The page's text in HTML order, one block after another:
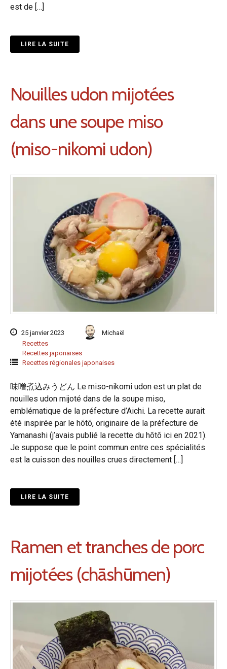
est de […]
LIRE LA SUITE
Nouilles udon mijotées
dans une soupe miso
(miso-nikomi udon)
25 janvier 2023
Michaël
Recettes
Recettes japonaises
Recettes régionales japonaises
味噌煮込みうどん Le miso-nikomi udon est un plat de
nouilles udon mijoté dans de la soupe miso,
emblématique de la préfecture d’Aichi. La recette aurait
été inspirée par le hõtõ, originaire de la préfecture de
Yamanashi (j’avais publié la recette du hõtõ ici en 2021).
Je suppose que le point commun entre ces spécialités
est la cuisson des nouilles crues directement […]
LIRE LA SUITE
Ramen et tranches de porc
mijotées (chāshūmen)